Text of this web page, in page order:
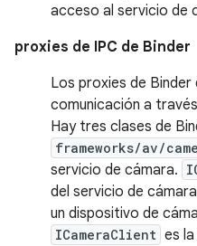
acceso al servicio de
proxies de IPC de Binder
Los proxies de Binder
comunicación a
Hay tres clases de
frameworks/av/
servicio de cámara.
del servicio de
un dispositivo de
ICameraClient es